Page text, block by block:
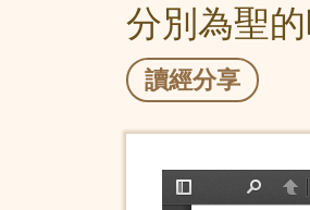
分別為聖
讀經分享